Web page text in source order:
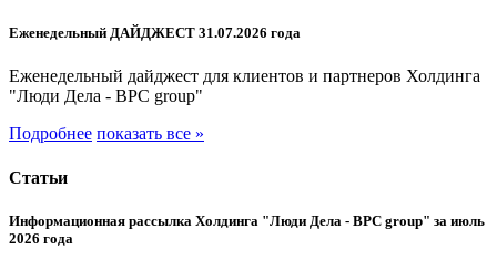
Еженедельный ДАЙДЖЕСТ 31.07.2026 года
Еженедельный дайджест для клиентов и партнеров Холдинга
"Люди Дела - BPC group"
Подробнее показать все »
Статьи
Информационная рассылка Холдинга "Люди Дела - BPC group" за июль
2026 года